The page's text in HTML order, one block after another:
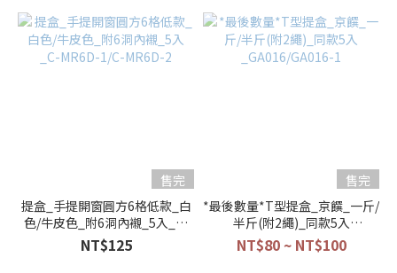
售完
提盒_手提開窗圓方6格低款_白
色/牛皮色_附6洞內襯_5入_C-
MR6D-1/C-MR6D-2
NT$125
售完
*最後數量*T型提盒_京饌_一斤/
半斤(附2繩)_同款5入
_GA016/GA016-1
NT$80 ~ NT$100